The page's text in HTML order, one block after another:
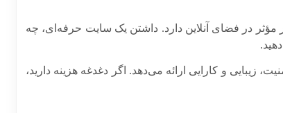
در فضای آنلاین دارد. داشتن یک سایت حرفه‌ای، چه
زیبایی و کارایی ارائه می‌دهد. اگر دغدغه هزینه دارید،